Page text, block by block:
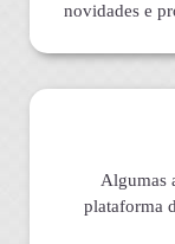
novidades e
Algumas
plataforma